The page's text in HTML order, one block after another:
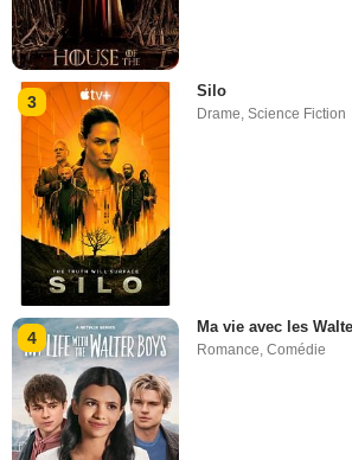
3
Silo
Drame,Science Fiction
4
Ma vie avec les
Romance ,Comédie